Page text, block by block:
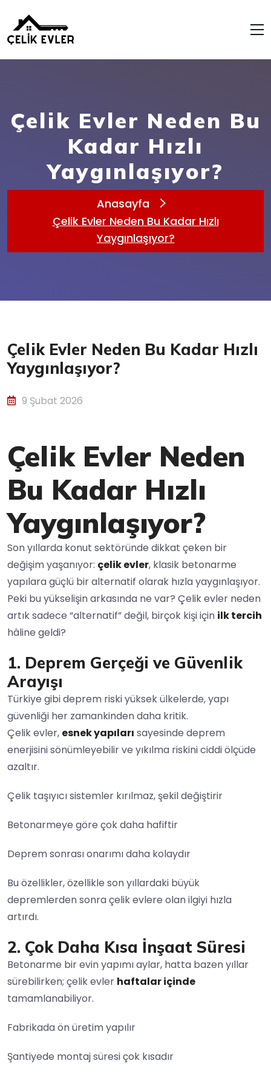
Çelik Evler Neden Bu
Kadar Hızlı
Yaygınlaşıyor?
Anasayfa
Çelik Evler Neden Bu Kadar Hızlı
Yaygınlaşıyor?
Çelik Evler Neden Bu Kadar Hızlı
Yaygınlaşıyor?
9 Şubat 2026
Çelik Evler Neden
Bu Kadar Hızlı
Yaygınlaşıyor?
Son yıllarda konut sektöründe dikkat çeken bir
değişim yaşanıyor: çelik evler, klasik betonarme
yapılara güçlü bir alternatif olarak hızla yaygınlaşıyor.
Peki bu yükselişin arkasında ne var? Çelik evler neden
artık sadece “alternatif” değil, birçok kişi için ilk tercih
hâline geldi?
1. Deprem Gerçeği ve Güvenlik
Arayışı
Türkiye gibi deprem riski yüksek ülkelerde, yapı
güvenliği her zamankinden daha kritik.
Çelik evler, esnek yapıları sayesinde deprem
enerjisini sönümleyebilir ve yıkılma riskini ciddi ölçüde
azaltır.
Çelik taşıyıcı sistemler kırılmaz, şekil değiştirir
Betonarmeye göre çok daha hafiftir
Deprem sonrası onarımı daha kolaydır
Bu özellikler, özellikle son yıllardaki büyük
depremlerden sonra çelik evlere olan ilgiyi hızla
artırdı.
2. Çok Daha Kısa İnşaat Süresi
Betonarme bir evin yapımı aylar, hatta bazen yıllar
sürebilirken; çelik evler haftalar içinde
tamamlanabiliyor.
Fabrikada ön üretim yapılır
Şantiyede montaj süresi çok kısadır